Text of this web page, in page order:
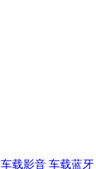
车载影音 车载蓝牙